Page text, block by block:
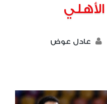
عادل عوض